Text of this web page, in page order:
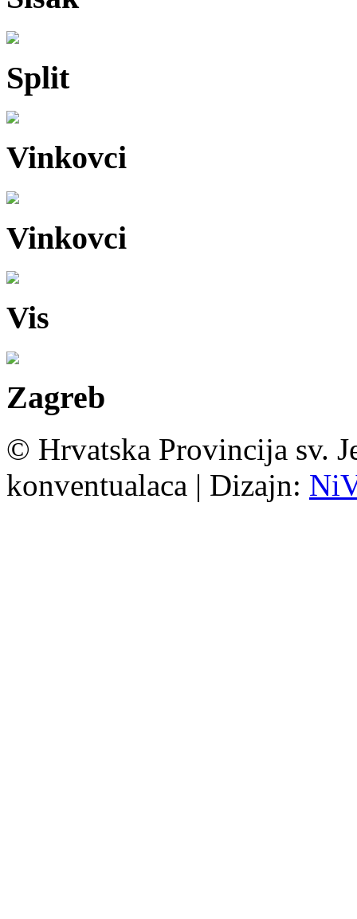
Split
Vinkovci
Vinkovci
Vis
Zagreb
© Hrvatska Provincija sv.
konventualaca | Dizajn: